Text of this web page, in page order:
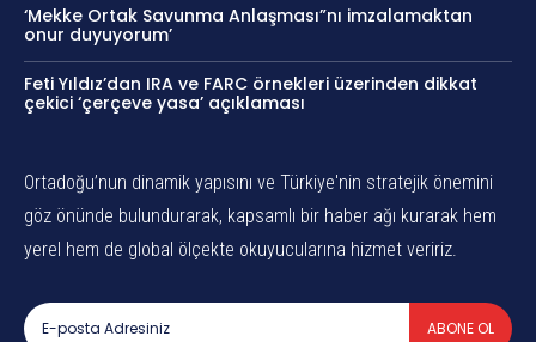
‘Mekke Ortak Savunma Anlaşması”nı imzalamaktan
onur duyuyorum’
Feti Yıldız’dan IRA ve FARC örnekleri üzerinden dikkat
çekici ‘çerçeve yasa’ açıklaması
Ortadoğu’nun dinamik yapısını ve Türkiye'nin stratejik önemini
göz önünde bulundurarak, kapsamlı bir haber ağı kurarak hem
yerel hem de global ölçekte okuyucularına hizmet veririz.
ABONE OL